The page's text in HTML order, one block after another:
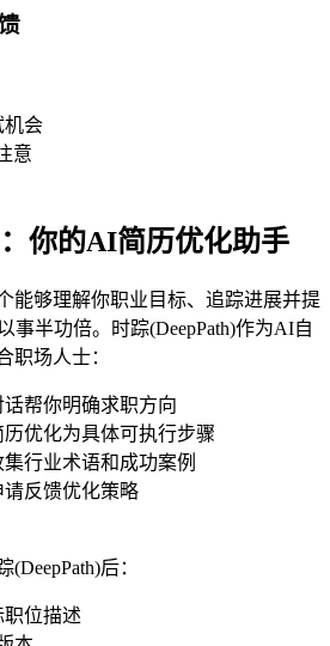
机会
意
你的AI简历优化助手
能够理解你职业目标、追踪进展并提
事半功倍。时踪(DeepPath)作为AI自
职场人士：
话帮你明确求职方向
历优化为具体可执行步骤
集行业术语和成功案例
请反馈优化策略
后：
职位描述